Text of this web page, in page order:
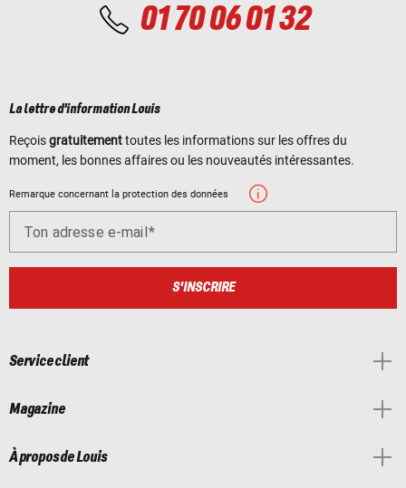
01 70 06 01 32
La lettre d'information Louis
Reçoisgratuitementtoutes les informations sur les offres du
moment, les bonnes affaires ou les nouveautés intéressantes.
Remarque concernant la protection des données
Ton adresse e-mail
S'INSCRIRE
Service client
Magazine
À propos de Louis